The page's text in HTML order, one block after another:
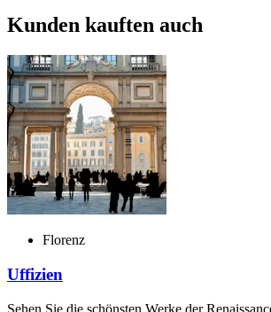
Kunden kauften auch
Florenz
Uffizien
Sehen Sie die schönsten Werke der